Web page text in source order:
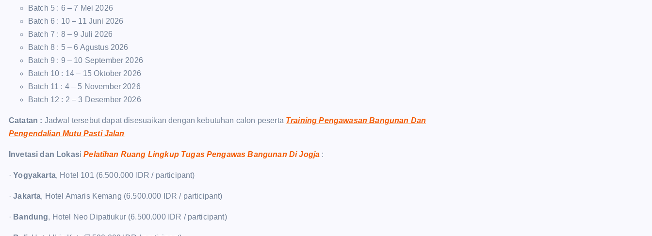
Batch 5 : 6 – 7 Mei 2026
Batch 6 : 10 – 11 Juni 2026
Batch 7 : 8 – 9 Juli 2026
Batch 8 : 5 – 6 Agustus 2026
Batch 9 : 9 – 10 September 2026
Batch 10 : 14 – 15 Oktober 2026
Batch 11 : 4 – 5 November 2026
Batch 12 : 2 – 3 Desember 2026
Catatan : Jadwal tersebut dapat disesuaikan dengan kebutuhan calon peserta Training Pengawasan Bangunan Dan
Pengendalian Mutu Pasti Jalan
Invetasi dan LokasiPelatihan Ruang Lingkup Tugas Pengawas Bangunan Di Jogja :
·Yogyakarta, Hotel 101 (6.500.000 IDR / participant)
·Jakarta, Hotel Amaris Kemang (6.500.000 IDR / participant)
· Bandung, Hotel Neo Dipatiukur (6.500.000 IDR / participant)